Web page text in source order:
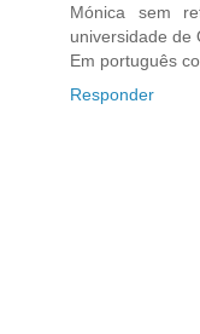
Mónica sem
universidade de
Em português
Responder